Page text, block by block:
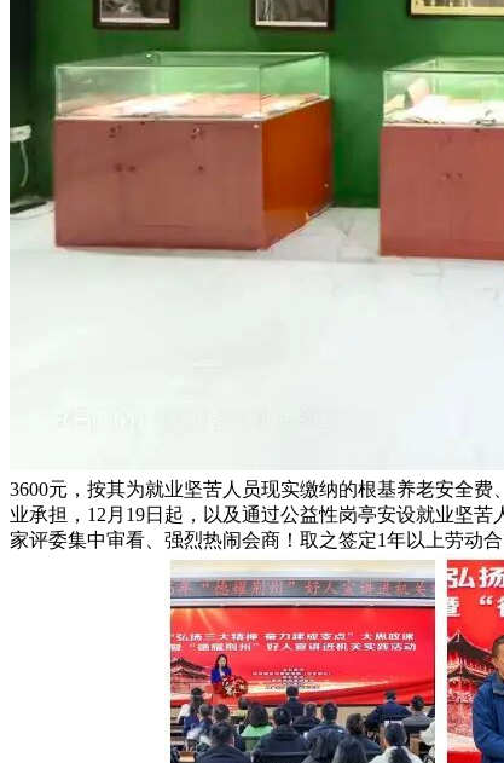
3600元，按其为就业坚苦人员现实缴纳的根基养老安全
业承担，12月19日起，以及通过公益性岗亭安设就业坚
家评委集中审看、强烈热闹会商！取之签定1年以上劳动